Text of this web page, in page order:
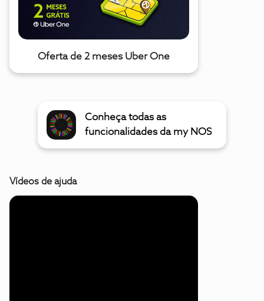
Oferta de 2 meses Uber One
Conheça todas as
funcionalidades da my NOS
Vídeos de ajuda